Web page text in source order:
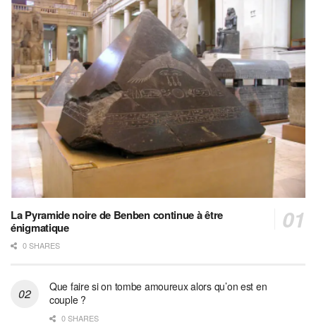
La Pyramide noire de Benben continue à être
énigmatique
0 SHARES
Que faire si on tombe amoureux alors qu’on est en
couple ?
0 SHARES